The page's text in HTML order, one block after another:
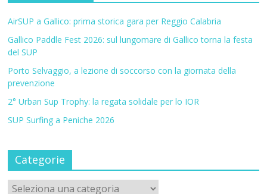
AirSUP a Gallico: prima storica gara per Reggio Calabria
Gallico Paddle Fest 2026: sul lungomare di Gallico torna la festa
del SUP
Porto Selvaggio, a lezione di soccorso con la giornata della
prevenzione
2° Urban Sup Trophy: la regata solidale per lo IOR
SUP Surfing a Peniche 2026
Categorie